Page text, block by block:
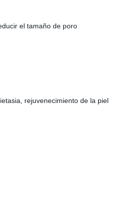
el tamaño de poro
rejuvenecimiento de la piel